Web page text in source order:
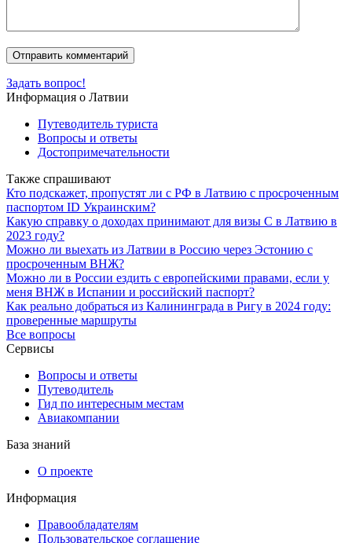
Задать вопрос!
Информация о Латвии
Путеводитель туриста
Вопросы и ответы
Достопримечательности
Также спрашивают
Кто подскажет, пропустят ли с РФ в Латвию с просроченным
паспортом ID Украинским?
Какую справку о доходах принимают для визы С в Латвию в
2023 году?
Можно ли выехать из Латвии в Россию через Эстонию с
просроченным ВНЖ?
Можно ли в России ездить с европейскими правами, если у
меня ВНЖ в Испании и российский паспорт?
Как реально добраться из Калининграда в Ригу в 2024 году:
проверенные маршруты
Все вопросы
Сервисы
Вопросы и ответы
Путеводитель
Гид по интересным местам
Авиакомпании
База знаний
О проекте
Информация
Правообладателям
Пользовательское соглашение